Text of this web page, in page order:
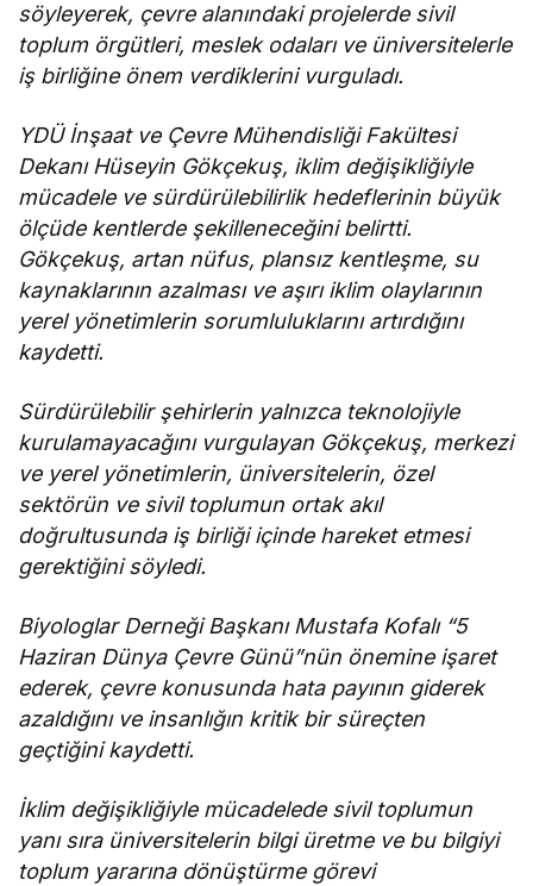
söyleyerek, çevre alanındaki projelerde sivil
toplum örgütleri, meslek odaları ve üniversitelerle
iş birliğine önem verdiklerini vurguladı.
YDÜ İnşaat ve Çevre Mühendisliği Fakültesi
Dekanı Hüseyin Gökçekuş, iklim değişikliğiyle
mücadele ve sürdürülebilirlik hedeflerinin büyük
ölçüde kentlerde şekilleneceğini belirtti.
Gökçekuş, artan nüfus, plansız kentleşme, su
kaynaklarının azalması ve aşırı iklim olaylarının
yerel yönetimlerin sorumluluklarını artırdığını
kaydetti.
Sürdürülebilir şehirlerin yalnızca teknolojiyle
kurulamayacağını vurgulayan Gökçekuş, merkezi
ve yerel yönetimlerin, üniversitelerin, özel
sektörün ve sivil toplumun ortak akıl
doğrultusunda iş birliği içinde hareket etmesi
gerektiğini söyledi.
Biyologlar Derneği Başkanı Mustafa Kofalı “5
Haziran Dünya Çevre Günü”nün önemine işaret
ederek, çevre konusunda hata payının giderek
azaldığını ve insanlığın kritik bir süreçten
geçtiğini kaydetti.
İklim değişikliğiyle mücadelede sivil toplumun
yanı sıra üniversitelerin bilgi üretme ve bu bilgiyi
toplum yararına dönüştürme görevi